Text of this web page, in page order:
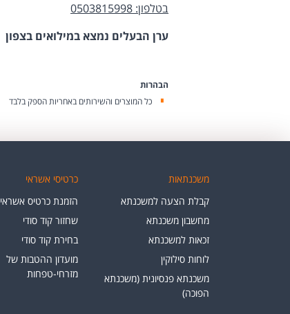
בטלפון: 0503815998
ערן הבעלים נמצא במילואים בצפון
הבהרות
כל המוצרים והשירותים באחריות הספק בלבד
משכנתאות
קבלת הצעה למשכנתא
מחשבון משכנתא
זכאות למשכנתא
לוחות סילוקין
משכנתא פנסיונית (משכנתא
הפוכה)
כרטיסי אשראי
הזמנת כרטיס אשראי
שחזור קוד סודי
בחירת קוד סודי
מועדון ההטבות של
מזרחי-טפחות